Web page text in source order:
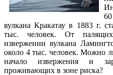
вулкана Кракатау в 1883 г.
тыс. человек. От
извержении вулкана
около 4 тыс. человек. Можно
начало извержения и
проживающих в зоне риска?